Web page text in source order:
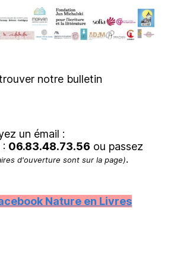
notre bulletin
un émail :
06.83.48.73.56 ou passez
d'ouverture sont sur la page).
Nature en Livres